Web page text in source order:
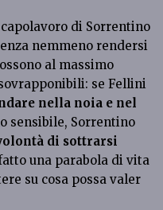
di Sorrentino
nemmeno rendersi
al massimo
se Fellini
nella noia e nel
sensibile, Sorrentino
di sottrarsi
una parabola di vita
su cosa possa valer